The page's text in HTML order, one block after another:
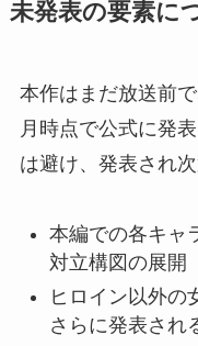
未発表の要素に
本作はまだ放送前
月時点で公式に発
は避け、発表され
本編での各キャ
対立構図の展開
ヒロイン以外の
さらに発表され